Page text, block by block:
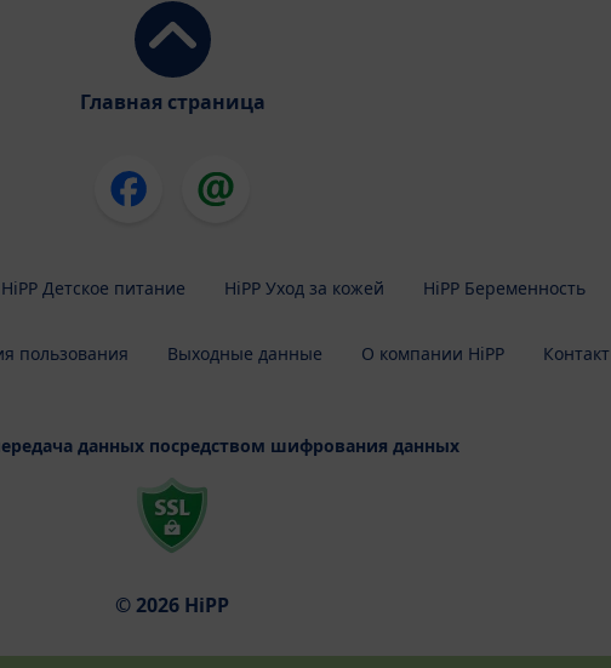
Главная страница
HiPP Детское питание HiPP Уход за кожей HiPP Беременность
пользования Выходные данные О компании HiPP Контакт
данных посредством шифрования данных
© 2026 HiPP